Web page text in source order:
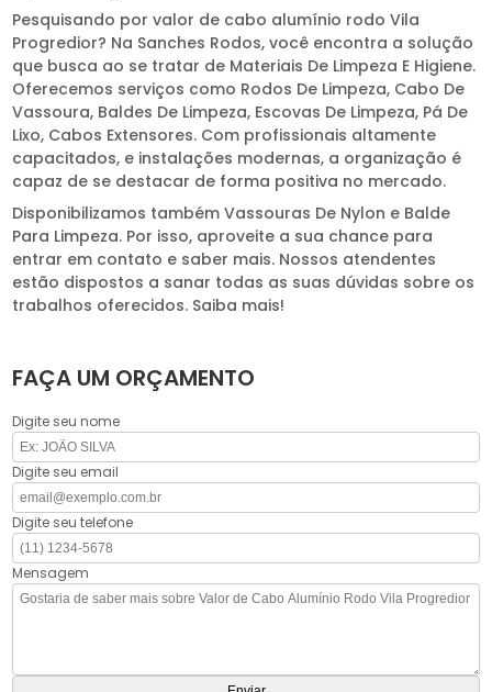
Pesquisando por valor de cabo alumínio rodo Vila
Progredior? Na Sanches Rodos, você encontra a solução
que busca ao se tratar de Materiais De Limpeza E Higiene.
Oferecemos serviços como Rodos De Limpeza, Cabo De
Vassoura, Baldes De Limpeza, Escovas De Limpeza, Pá De
Lixo, Cabos Extensores. Com profissionais altamente
capacitados, e instalações modernas, a organização é
capaz de se destacar de forma positiva no mercado.
Disponibilizamos também Vassouras De Nylon e Balde
Para Limpeza. Por isso, aproveite a sua chance para
entrar em contato e saber mais. Nossos atendentes
estão dispostos a sanar todas as suas dúvidas sobre os
trabalhos oferecidos. Saiba mais!
FAÇA UM ORÇAMENTO
Digite seu nome
Digite seu email
Digite seu telefone
Mensagem